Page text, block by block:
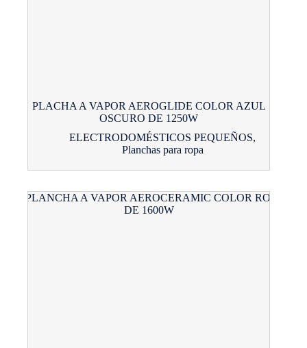
PLACHA A VAPOR AEROGLIDE COLOR AZUL
OSCURO DE 1250W
ELECTRODOMÉSTICOS PEQUEÑOS,
Planchas para ropa